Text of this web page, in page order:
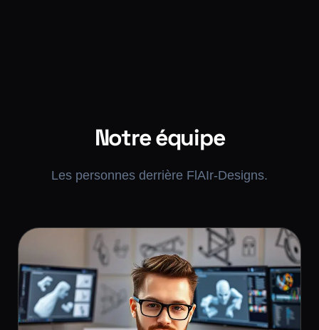
Notre équipe
Les personnes derrière FlAIr-Designs.